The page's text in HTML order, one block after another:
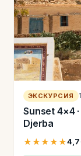
ЭКСКУРСИЯ
Sunset 4×4
Djerba
★★★★★4,7